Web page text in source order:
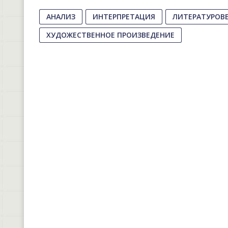
АНАЛИЗ ИНТЕРПРЕТАЦИЯ
ХУДОЖЕСТВЕННОЕ ПРОИЗВЕДЕНИЕ